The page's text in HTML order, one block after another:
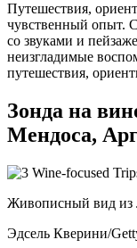
Путешествия,
чувственный опыт.
со звуками и
неизгладимые
путешествия,
Зонда на
Мендоса,
Живописный вид из
Эдсель Кверини/